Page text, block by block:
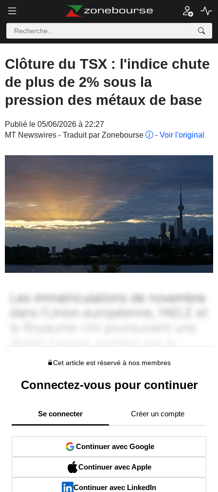
Clôture du TSX : l'indice chute
de plus de 2% sous la
pression des métaux de base
Publié le 05/06/2026 à 22:27
MT Newswires - Traduit par Zonebourse
- Voir l'original
Cet article est réservé à nos membres
Connectez-vous pour continuer
Se connecter Créer un compte
Continuer avec Google
Continuer avec Apple
Continuer avec LinkedIn